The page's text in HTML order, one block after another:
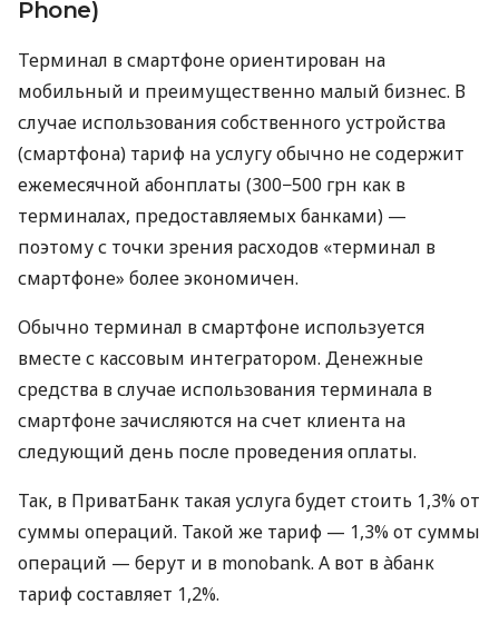
Phone)
Терминал в смартфоне ориентирован на
мобильный и преимущественно малый бизнес. В
случае использования собственного устройства
(смартфона) тариф на услугу обычно не содержит
ежемесячной абонплаты (300−500 грн как в
терминалах, предоставляемых банками) —
поэтому с точки зрения расходов «терминал в
смартфоне» более экономичен.
Обычно терминал в смартфоне используется
вместе с кассовым интегратором. Денежные
средства в случае использования терминала в
смартфоне зачисляются на счет клиента на
следующий день после проведения оплаты.
Так, в ПриватБанк такая услуга будет стоить 1,3% от
суммы операций. Такой же тариф — 1,3% от суммы
операций — берут и в monobank. А вот в àбанк
тариф составляет 1,2%.